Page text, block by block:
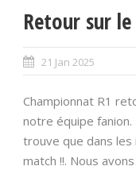
Retour sur
21 Jan 2025
Championnat R1
notre équipe
trouve que dans les
match !!. Nous